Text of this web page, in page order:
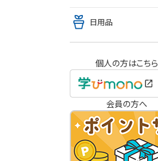
日用品
個人の方はこちら
会員の方へ